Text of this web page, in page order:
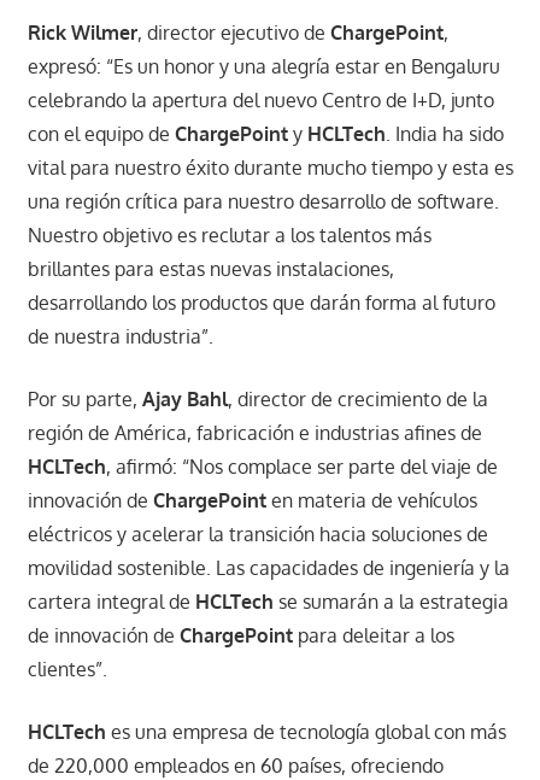
Rick Wilmer, director ejecutivo de ChargePoint,
expresó: “Es un honor y una alegría estar en Bengaluru
celebrando la apertura del nuevo Centro de I+D, junto
con el equipo de ChargePointy HCLTech. India ha sido
vital para nuestro éxito durante mucho tiempo y esta es
una región crítica para nuestro desarrollo de software.
Nuestro objetivo es reclutar a los talentos más
brillantes para estas nuevas instalaciones,
desarrollando los productos que darán forma al futuro
de nuestra industria”.
Por su parte, Ajay Bahl, director de crecimiento de la
región de América, fabricación e industrias afines de
HCLTech, afirmó: “Nos complace ser parte del viaje de
innovación de ChargePointen materia de vehículos
eléctricos y acelerar la transición hacia soluciones de
movilidad sostenible. Las capacidades de ingeniería y la
cartera integral de HCLTech se sumarán a la estrategia
de innovación de ChargePointpara deleitar a los
clientes”.
HCLTech es una empresa de tecnología global con más
de 220,000 empleados en 60 países, ofreciendo